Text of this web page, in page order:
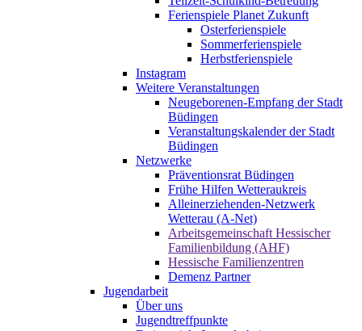
Ferienspiele Planet Zukunft
Osterferienspiele
Sommerferienspiele
Herbstferienspiele
Instagram
Weitere Veranstaltungen
Neugeborenen-Empfang der Stadt
Büdingen
Veranstaltungskalender der Stadt
Büdingen
Netzwerke
Präventionsrat Büdingen
Frühe Hilfen Wetteraukreis
Alleinerziehenden-Netzwerk
Wetterau (A-Net)
Arbeitsgemeinschaft Hessischer
Familienbildung (AHF)
Hessische Familienzentren
Demenz Partner
Jugendarbeit
Über uns
Jugendtreffpunkte